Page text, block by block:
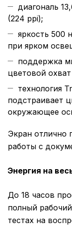
диагональ
(224 ppi);
яркость 500
при ярком
поддержка
цветовой охват
технология
подстраивает
окружающее
Экран отлично
работы с
Энергия на
До 18 часов
полный
тестах на